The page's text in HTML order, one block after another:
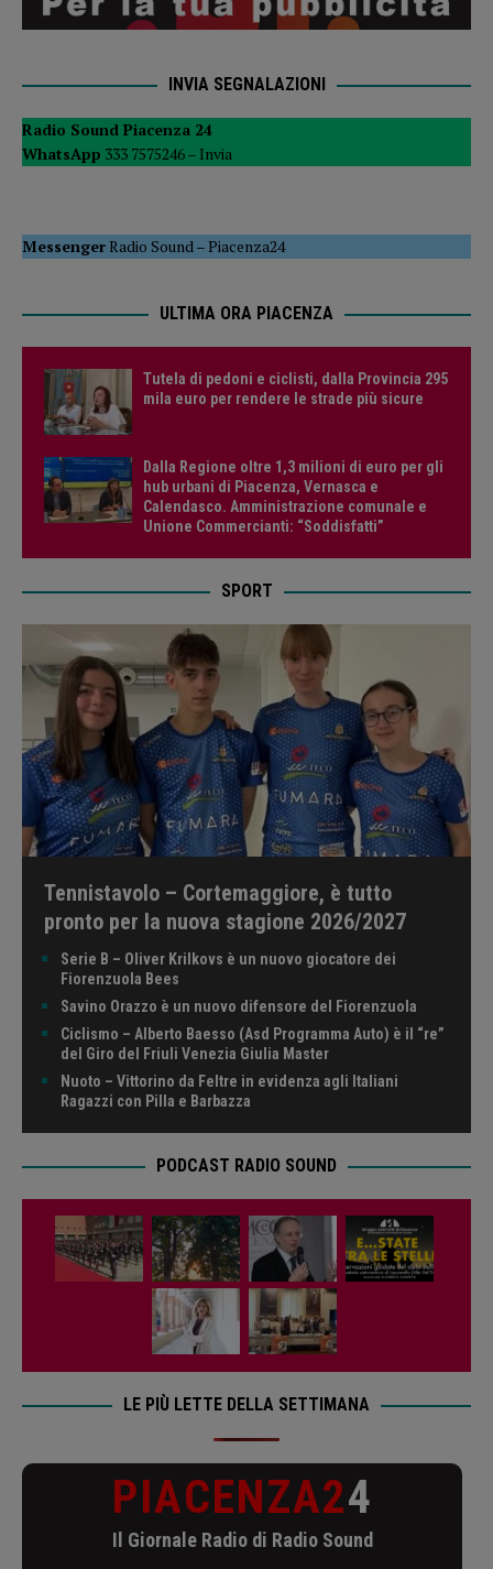
INVIA SEGNALAZIONI
Radio Sound Piacenza 24
WhatsApp 333 7575246 – Invia
MessengerRadio Sound–Piacenza24
ULTIMA ORA PIACENZA
Tutela di pedoni e ciclisti, dalla Provincia 295
mila euro per rendere le strade più sicure
Dalla Regione oltre 1,3 milioni di euro per gli
hub urbani di Piacenza, Vernasca e
Calendasco. Amministrazione comunale e
Unione Commercianti: “Soddisfatti”
SPORT
Tennistavolo – Cortemaggiore, è tutto
pronto per la nuova stagione 2026/2027
Serie B – Oliver Krilkovs è un nuovo giocatore dei
Fiorenzuola Bees
Savino Orazzo è un nuovo difensore del Fiorenzuola
Ciclismo – Alberto Baesso (Asd Programma Auto) è il “re”
del Giro del Friuli Venezia Giulia Master
Nuoto – Vittorino da Feltre in evidenza agli Italiani
Ragazzi con Pilla e Barbazza
PODCAST RADIO SOUND
LE PIÙ LETTE DELLA SETTIMANA
PIACENZA24
Il Giornale Radio di Radio Sound